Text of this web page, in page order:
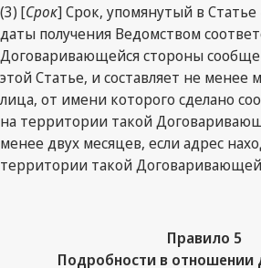
(3) [Срок] Срок, упомянутый в Статье
даты получения Ведомством
Договаривающейся стороны
этой Статье, и составляет не менее
лица, от имени которого сделано
на территории такой
менее двух месяцев, если адрес
территории такой
Правило 5
Подробности в отношении